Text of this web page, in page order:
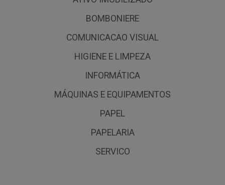
BOMBONIERE
COMUNICACAO VISUAL
HIGIENE E LIMPEZA
INFORMÁTICA
MÁQUINAS E EQUIPAMENTOS
PAPEL
PAPELARIA
SERVICO